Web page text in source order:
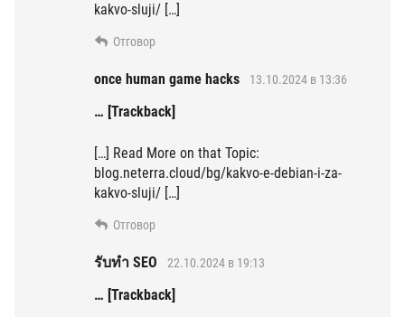
kakvo-sluji/ […]
Отговор
once human game hacks 13.10.2024 в 13:36
… [Trackback]
[…] Read More on that Topic:
blog.neterra.cloud/bg/kakvo-e-debian-i-za-
kakvo-sluji/ […]
Отговор
รับทำ SEO 22.10.2024 в 19:13
… [Trackback]